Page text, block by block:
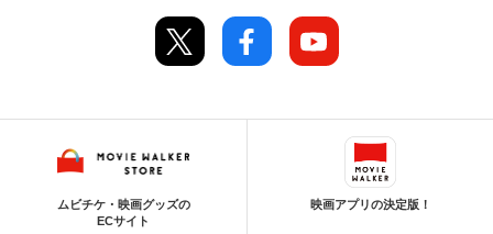
ムビチケ・映画グッズの
ECサイト
映画アプリの決定版！